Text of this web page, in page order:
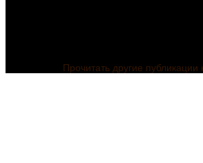
Прочитать другие публикации